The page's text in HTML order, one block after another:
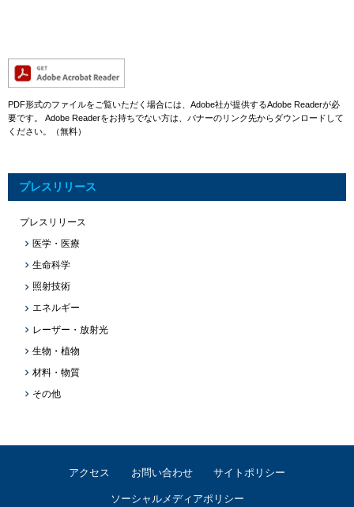
PDF形式のファイルをご覧いただく場合には、Adobe社が提供するAdobe Readerが必
要です。
Adobe Readerをお持ちでない方は、バナーのリンク先からダウンロードして
ください。（無料）
プレスリリース
プレスリリース
医学・医療
生命科学
照射技術
エネルギー
レーザー・放射光
生物・植物
材料・物質
その他
アクセス お問い合わせ サイトポリシー
ソーシャルメディアポリシー